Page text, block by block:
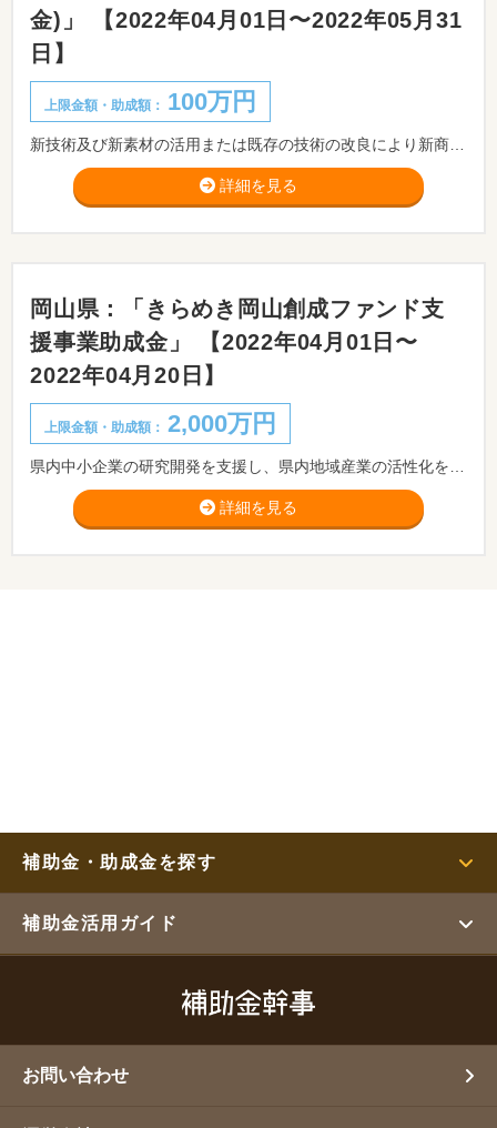
金)」 【2022年04月01日〜2022年05月31
日】
上限金額・助成額： 100万円
詳細を見る
岡山県：「きらめき岡山創成ファンド支
援事業助成金」 【2022年04月01日〜
2022年04月20日】
上限金額・助成額： 2,000万円
詳細を見る
補助金・助成金を探す
補助金活用ガイド
お問い合わせ